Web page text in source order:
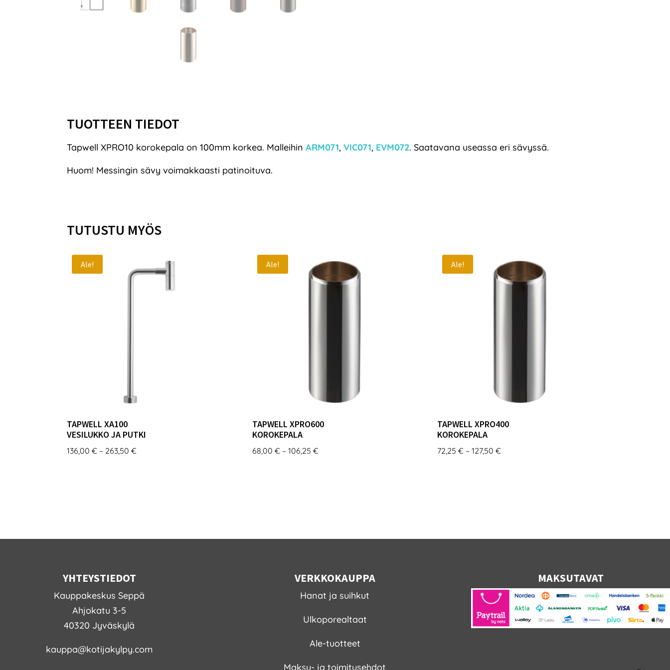
TUOTTEEN TIEDOT
Tapwell XPRO10 korokepala on 100mm korkea. MalleihinARM071,VIC071, EVM072. Saatavana useassa eri sävyssä.
Huom! Messingin sävy voimakkaasti patinoituva.
TUTUSTU MYÖS
Ale!
TAPWELL XA100
VESILUKKO JA PUTKI
136,00€ – 263,50€
Ale!
TAPWELL XPRO600
KOROKEPALA
68,00 € – 106,25 €Hintaluokka:
Ale!
TAPWELL XPRO400
KOROKEPALA
72,25€ – 127,50€
YHTEYSTIEDOT
Kauppakeskus Seppä
Ahjokatu 3-5
40320 Jyväskylä
kauppa@kotijakylpy.com
VERKKOKAUPPA
Hanat ja suihkut
Ulkoporealtaat
Ale-tuotteet
Maksu- ja toimitusehdot
MAKSUTAVAT